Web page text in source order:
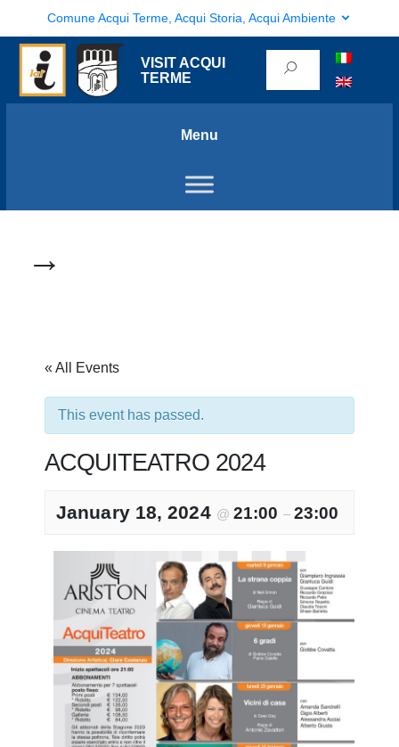
Comune Acqui Terme, Acqui Storia, Acqui Ambiente
VISIT ACQUI
TERME
Menu
→
« All Events
This event has passed.
ACQUITEATRO 2024
January 18, 2024 @ 21:00 – 23:00